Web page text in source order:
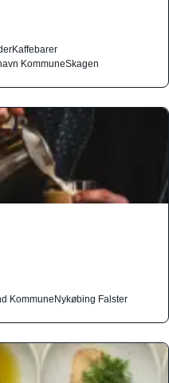
Kaffebarer
KommuneSkagen
KommuneNykøbing Falster